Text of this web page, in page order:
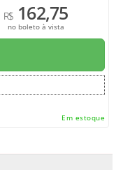
R$ 162,75
no boleto à vista
Em estoque